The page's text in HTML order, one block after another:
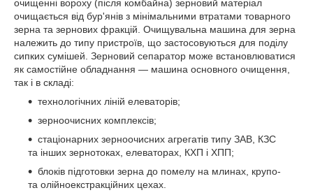
очищенні вороху (після комбайна) зерновий матеріал
очищається від бур'янів з мінімальними втратами товарного
зерна та зернових фракцій. Очищувальна машина для зерна
належить до типу пристроїв, що застосовуються для поділу
сипких сумішей. Зерновий сепаратор може встановлюватися
як самостійне обладнання — машина основного очищення,
так і в складі:
технологічних ліній елеваторів;
зерноочисних комплексів;
стаціонарних зерноочисних агрегатів типу ЗАВ, КЗС
та інших зернотоках, елеваторах, КХП і ХПП;
блоків підготовки зерна до помелу на млинах, крупо-
та олійноекстракційних цехах.